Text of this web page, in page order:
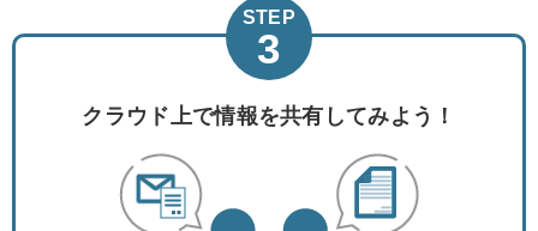
STEP
3
クラウド上で情報を共有してみよう！